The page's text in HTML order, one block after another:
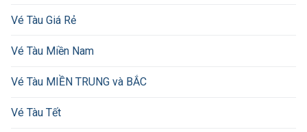
Vé Tàu Giá Rẻ
Vé Tàu Miền Nam
Vé Tàu MIỀN TRUNG và BẮC
Vé Tàu Tết